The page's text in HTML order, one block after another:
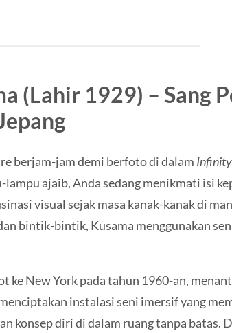
(Lahir 1929) – Sang
berjam-jam demi berfoto di dalam
ajaib, Anda sedang menikmati isi
visual sejak masa kanak-kanak di
bintik-bintik, Kusama menggunakan
ke New York pada tahun 1960-an,
instalasi seni imersif yang
konsep diri di dalam ruang tanpa batas.